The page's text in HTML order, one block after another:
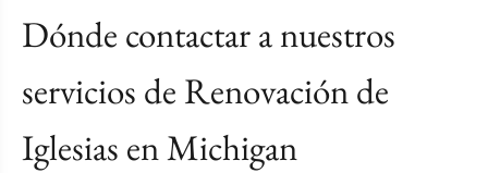
Dónde contactar a nuestros
servicios de Renovación de
Iglesias en Michigan